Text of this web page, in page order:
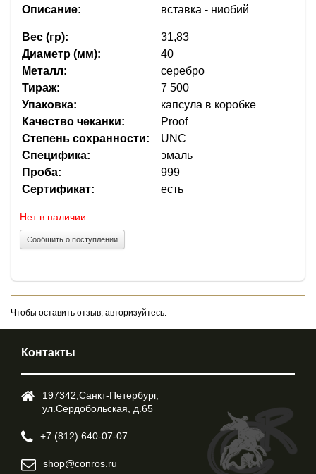
Описание:
вставка - ниобий
Вес (гр):
31,83
Диаметр (мм):
40
Металл:
серебро
Тираж:
7 500
Упаковка:
капсула в коробке
Качество чеканки:
Proof
Степень сохранности:
UNC
Специфика:
эмаль
Проба:
999
Сертификат:
есть
Нет в наличии
Сообщить о поступлении
Чтобы оставить отзыв, авторизуйтесь.
Контакты
197342,Cанкт-Петербург,
ул.Cердобольская, д.65
+7 (812) 640-07-07
shop@conros.ru